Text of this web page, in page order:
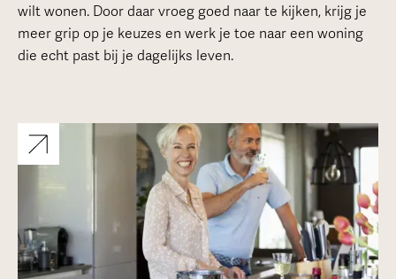
wilt wonen. Door daar vroeg goed naar te kijken, krijg je
meer grip op je keuzes en werk je toe naar een woning
die echt past bij je dagelijks leven.